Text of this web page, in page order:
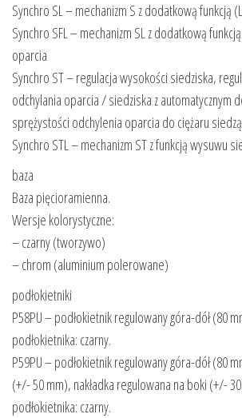
Synchro SL – mechanizm S z dodatkową funkcją
Synchro SFL – mechanizm SL z dodatkową
oparcia
Synchro ST – regulacja wysokości siedziska,
odchylania oparcia / siedziska z automatycznym
sprężystości odchylenia oparcia do ciężaru
Synchro STL – mechanizm ST z funkcją wysuwu
baza
Baza pięcioramienna.
Wersje kolorystyczne:
– czarny (tworzywo)
– chrom (aluminium polerowane)
podłokietniki
P58PU – podłokietnik regulowany góra-dół (80
podłokietnika: czarny.
P59PU – podłokietnik regulowany góra-dół (80
(+/- 50 mm), nakładka regulowana na boki (+/-
podłokietnika: czarny.